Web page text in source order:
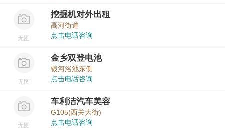
无图
挖掘机对外出租
高河街道
点击电话咨询
无图
金乡双登电池
银河浴池东侧
点击电话咨询
无图
车利洁汽车美容
G105(西关大街)
点击电话咨询